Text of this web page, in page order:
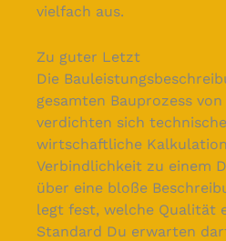
vielfach aus.
Zu guter Letzt
Die
gesamten Bauprozess
verdichten sich
wirtschaftliche
Verbindlichkeit zu einem
über eine bloße
legt fest, welche Qualität
Standard Du erwarten